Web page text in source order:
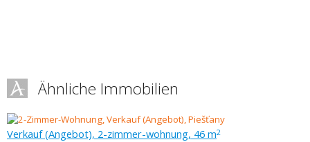
Ähnliche Immobilien
Verkauf (Angebot), 2-zimmer-wohnung, 46 m2